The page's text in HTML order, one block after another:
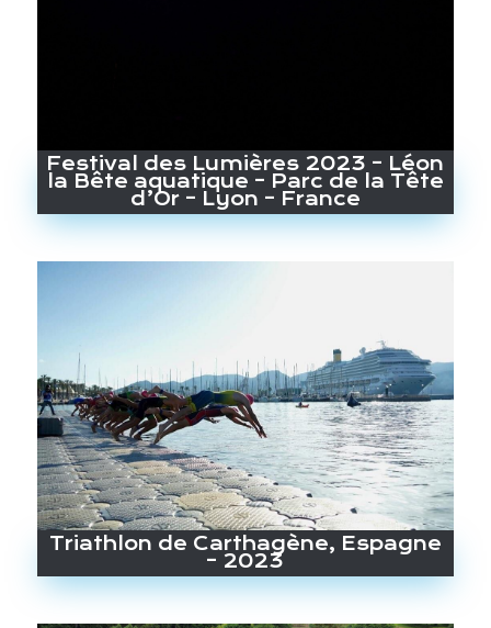
Festival des Lumières 2023 – Léon
la Bête aquatique – Parc de la Tête
d’Or – Lyon – France
Triathlon de Carthagène, Espagne
– 2023